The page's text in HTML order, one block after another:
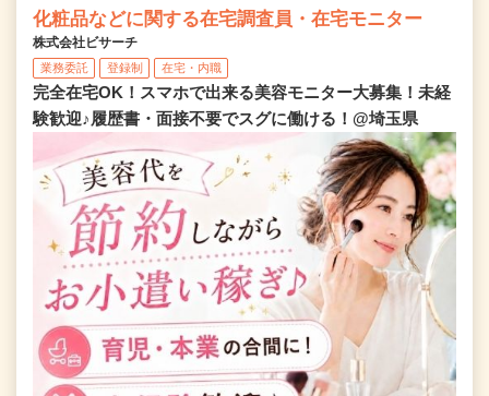
化粧品などに関する在宅調査員・在宅モニター
株式会社ビサーチ
業務委託 登録制 在宅・内職
完全在宅OK！スマホで出来る美容モニター大募集！未経
験歓迎♪履歴書・面接不要でスグに働ける！@埼玉県